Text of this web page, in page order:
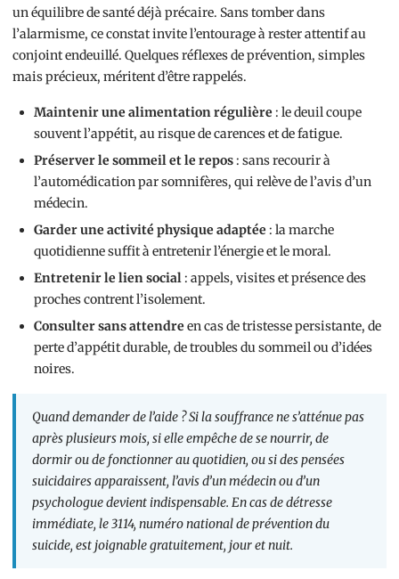
un équilibre de santé déjà précaire. Sans tomber dans
l’alarmisme, ce constat invite l’entourage à rester attentif au
conjoint endeuillé. Quelques réflexes de prévention, simples
mais précieux, méritent d’être rappelés.
Maintenir une alimentation régulière : le deuil coupe
souvent l’appétit, au risque de carences et de fatigue.
Préserver le sommeil et le repos: sans recourir à
l’automédication par somnifères, qui relève de l’avis d’un
médecin.
Garder une activité physique adaptée : la marche
quotidienne suffit à entretenir l’énergie et le moral.
Entretenir le lien social: appels, visites et présence des
proches contrent l’isolement.
Consulter sans attendre en cas de tristesse persistante, de
perte d’appétit durable, de troubles du sommeil ou d’idées
noires.
Quand demander de l’aide ? Si la souffrance ne s’atténue pas
après plusieurs mois, si elle empêche de se nourrir, de
dormir ou de fonctionner au quotidien, ou si des pensées
suicidaires apparaissent, l’avis d’un médecin ou d’un
psychologue devient indispensable. En cas de détresse
immédiate, le 3114, numéro national de prévention du
suicide, est joignable gratuitement, jour et nuit.